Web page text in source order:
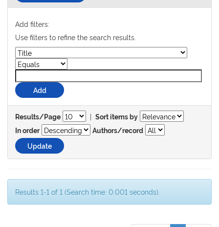
Add filters:
Use filters to refine the search results.
Results/Page | Sort items by
In order
Authors/record
Results 1-1 of 1 (Search time: 0.001 seconds).